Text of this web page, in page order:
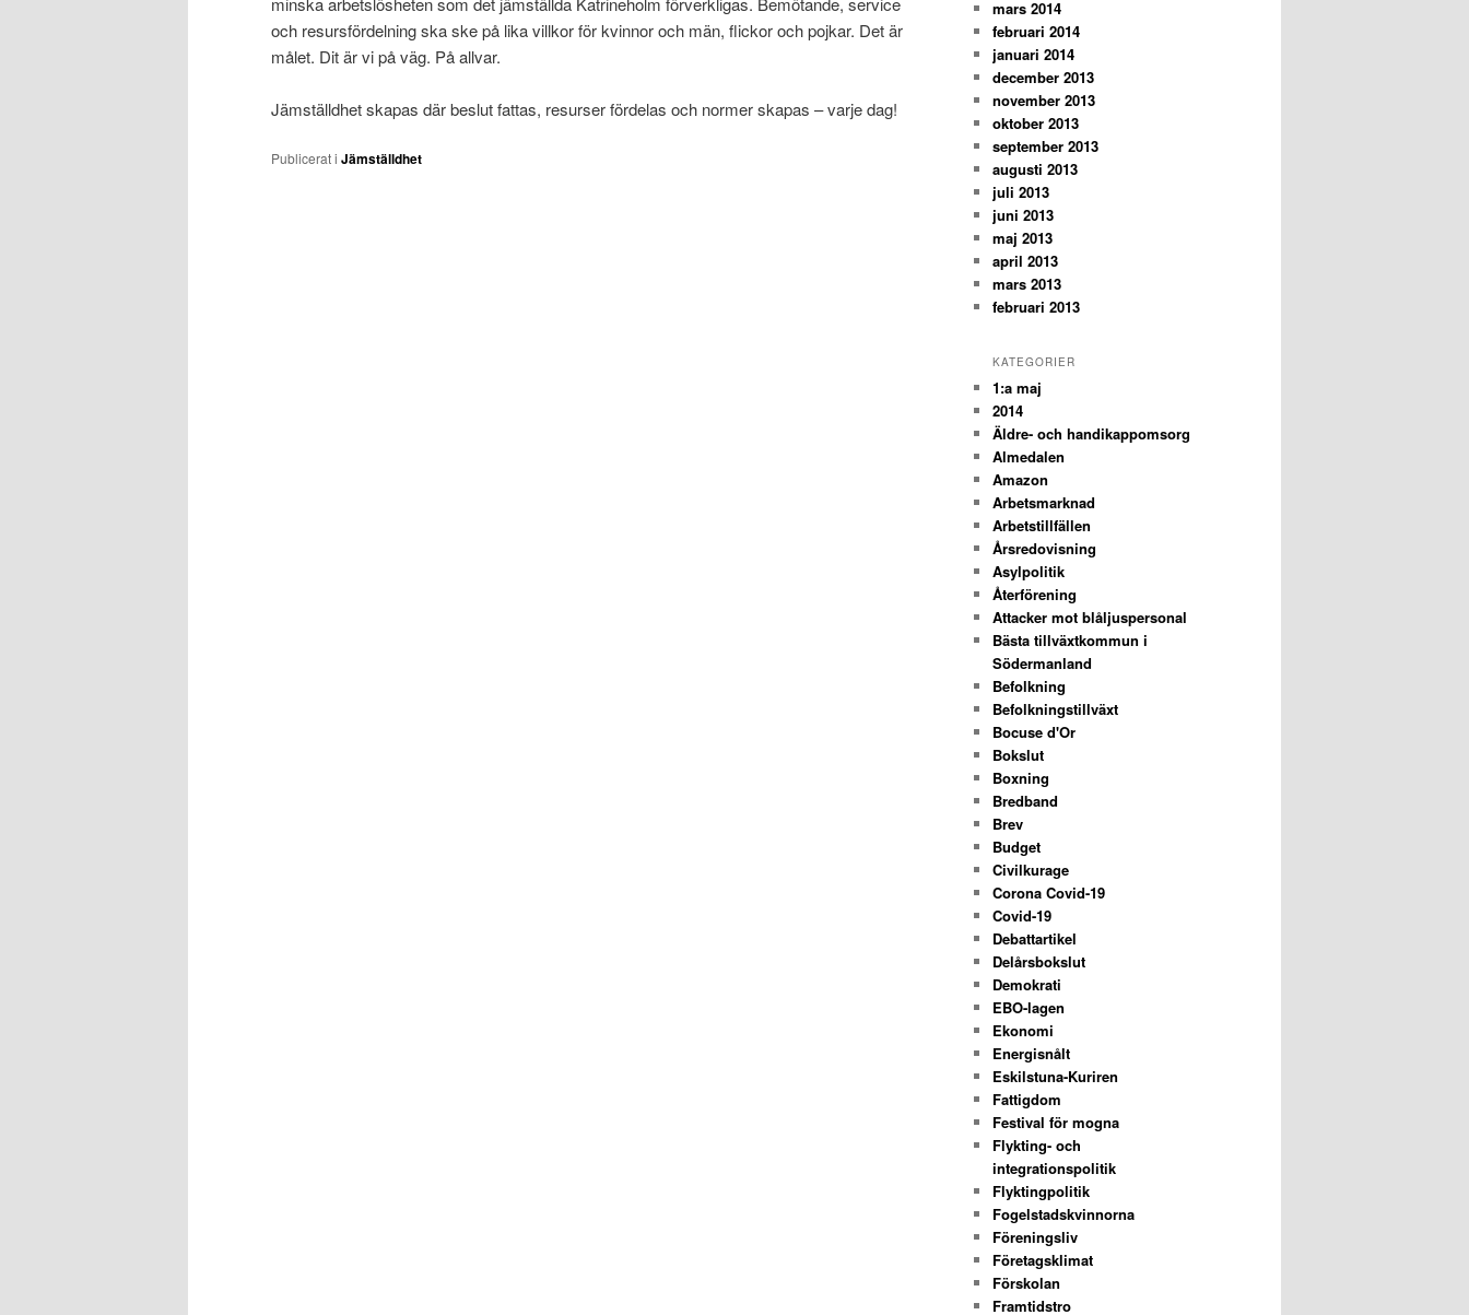
och resursfördelning ska ske på lika villkor för kvinnor och män, flickor och pojkar. Det är
målet. Dit är vi på väg. På allvar.
Jämställdhet skapas där beslut fattas, resurser fördelas och normer skapas – varje dag!
Publicerat i Jämställdhet
mars 2014
februari 2014
januari 2014
december 2013
november 2013
oktober 2013
september 2013
augusti 2013
juli 2013
juni 2013
maj 2013
april 2013
mars 2013
februari 2013
KATEGORIER
1:a maj
2014
Äldre- och handikappomsorg
Almedalen
Amazon
Arbetsmarknad
Arbetstillfällen
Årsredovisning
Asylpolitik
Återförening
Attacker mot blåljuspersonal
Bästa tillväxtkommun i
Södermanland
Befolkning
Befolkningstillväxt
Bocuse d'Or
Bokslut
Boxning
Bredband
Brev
Budget
Civilkurage
Corona Covid-19
Covid-19
Debattartikel
Delårsbokslut
Demokrati
EBO-lagen
Ekonomi
Energisnålt
Eskilstuna-Kuriren
Fattigdom
Festival för mogna
Flykting- och
integrationspolitik
Flyktingpolitik
Fogelstadskvinnorna
Föreningsliv
Företagsklimat
Förskolan
Framtidstro